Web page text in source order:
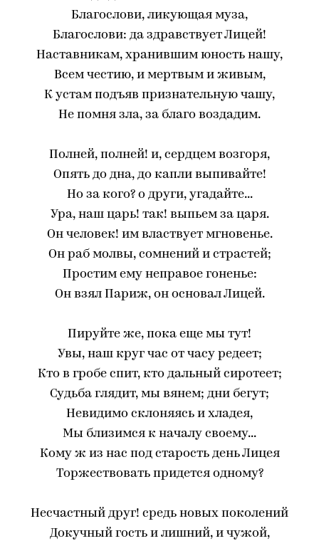
Благослови, ликующая муза,
Благослови: да здравствует Лицей!
Наставникам, хранившим юность нашу,
Всем честию, и мертвым и живым,
К устам подъяв признательную чашу,
Не помня зла, за благо воздадим.
Полней, полней! и, сердцем возгоря,
Опять до дна, до капли выпивайте!
Но за кого? о други, угадайте...
Ура, наш царь! так! выпьем за царя.
Он человек! им властвует мгновенье.
Он раб молвы, сомнений и страстей;
Простим ему неправое гоненье:
Он взял Париж, он основал Лицей.
Пируйте же, пока еще мы тут!
Увы, наш круг час от часу редеет;
Кто в гробе спит, кто дальный сиротеет;
Судьба глядит, мы вянем; дни бегут;
Невидимо склоняясь и хладея,
Мы близимся к началу своему...
Кому ж из нас под старость день Лицея
Торжествовать придется одному?
Несчастный друг! средь новых поколений
Докучный гость и лишний, и чужой,